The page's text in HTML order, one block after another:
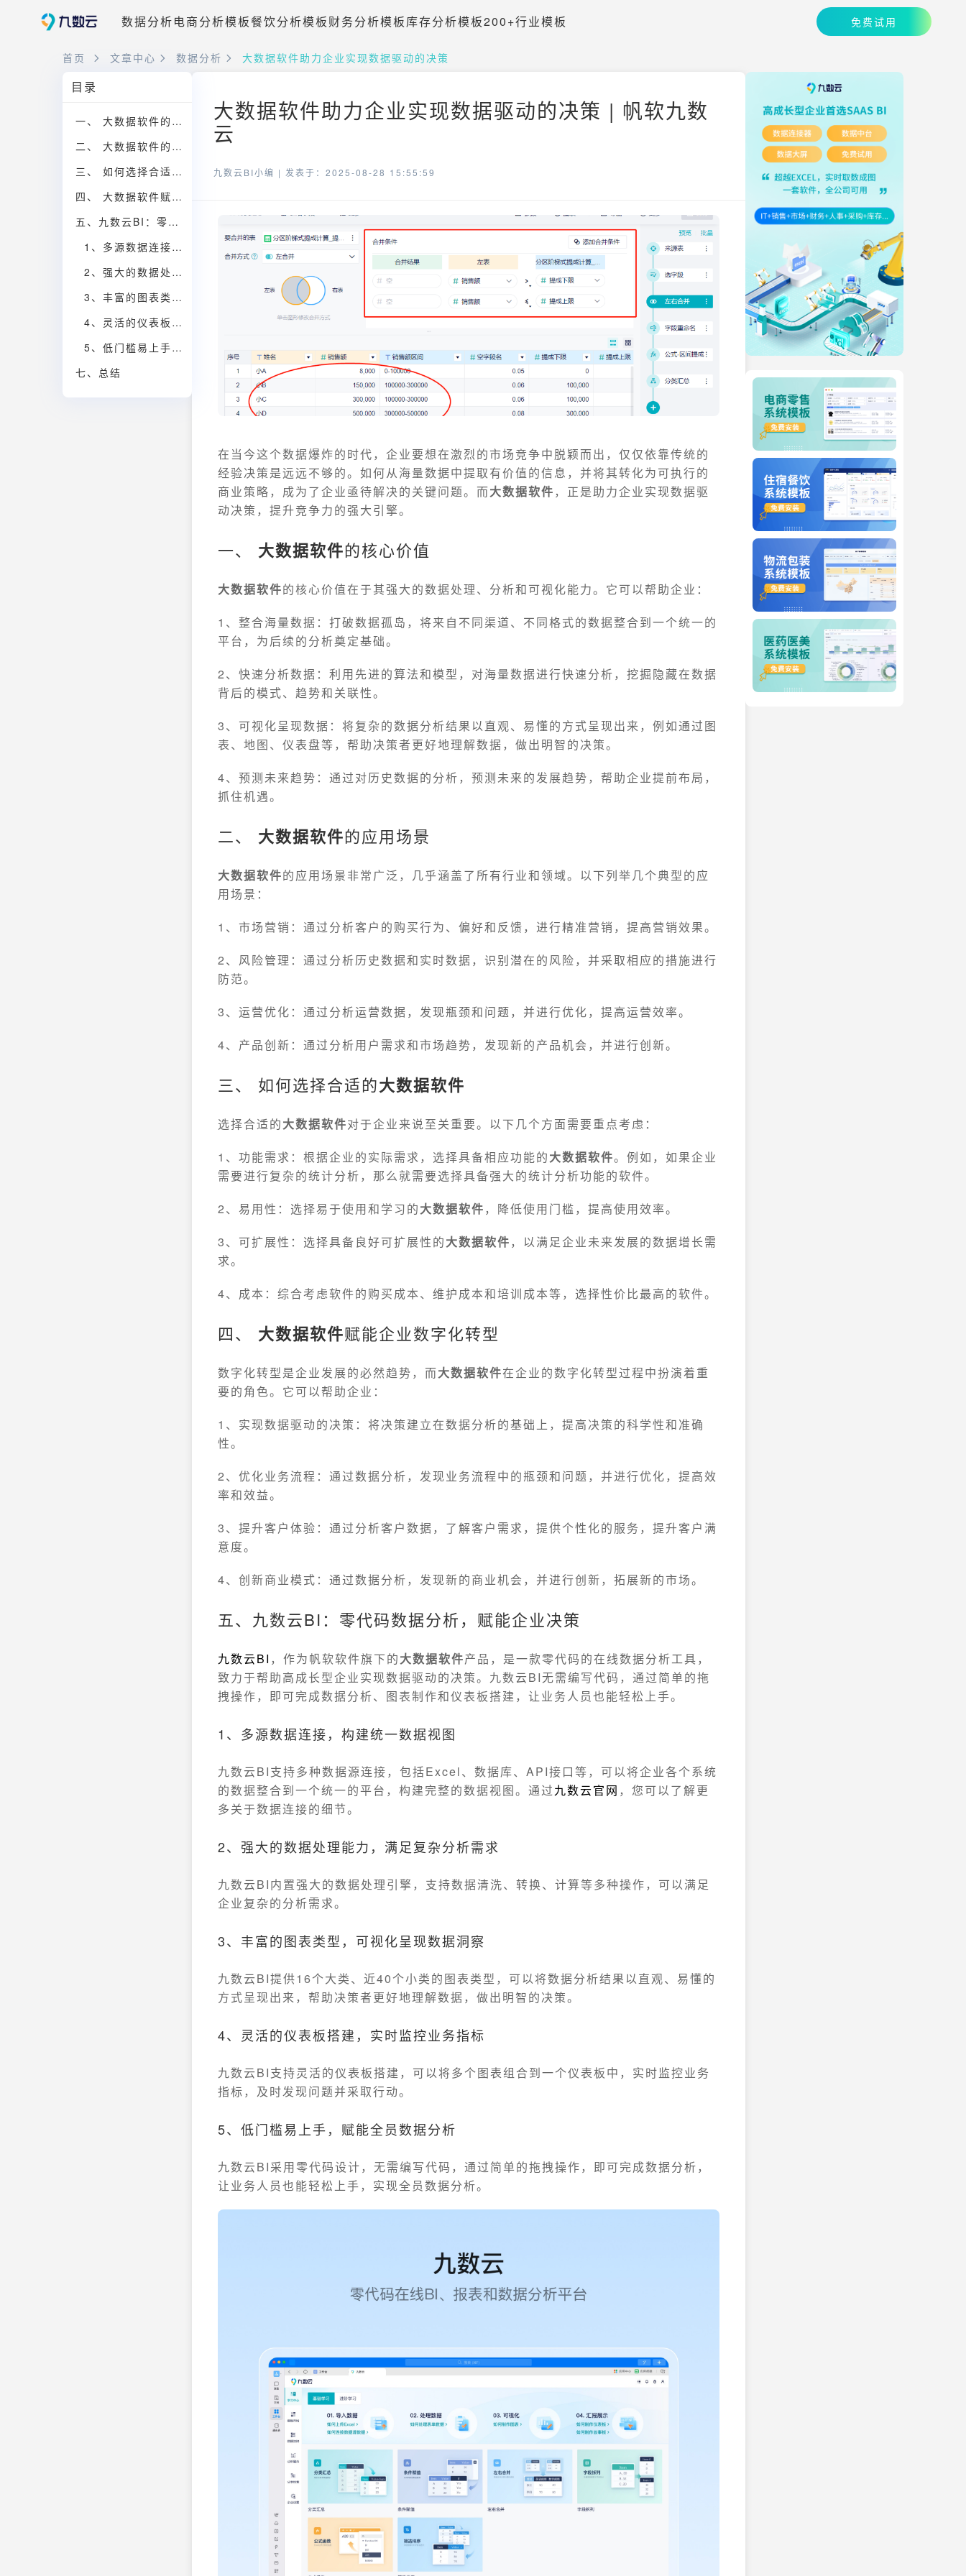
数据分析电商分析模板餐饮分析模板财务分析模板库存分析模板200+行业模板 免费试用
首页 文章中心 数据分析 大数据软件助力企业实现数据驱动的决策
目录
一、 大数据软件的核心价值
二、 大数据软件的应用场景
三、 如何选择合适的大数据软件
四、 大数据软件赋能企业数字化转型
五、九数云BI：零代码数据分析，赋能企业决策
1、多源数据连接，构建统一数据视图
2、强大的数据处理能力，满足复杂分析需求
3、丰富的图表类型，可视化呈现数据洞察
4、灵活的仪表板搭建，实时监控业务指标
5、低门槛易上手，赋能全员数据分析
七、总结
大数据软件助力企业实现数据驱动的决策 | 帆软九数
云
九数云BI小编 | 发表于：2025-08-28 15:55:59
在当今这个数据爆炸的时代，企业要想在激烈的市场竞争中脱颖而出，仅仅依靠传统的
经验决策是远远不够的。如何从海量数据中提取有价值的信息，并将其转化为可执行的
商业策略，成为了企业亟待解决的关键问题。而大数据软件 ，正是助力企业实现数据驱
动决策，提升竞争力的强大引擎。
一、 大数据软件的核心价值
大数据软件的核心价值在于其强大的数据处理、分析和可视化能力。它可以帮助企业：
1、整合海量数据：打破数据孤岛，将来自不同渠道、不同格式的数据整合到一个统一的
平台，为后续的分析奠定基础。
2、快速分析数据：利用先进的算法和模型，对海量数据进行快速分析，挖掘隐藏在数据
背后的模式、趋势和关联性。
3、可视化呈现数据：将复杂的数据分析结果以直观、易懂的方式呈现出来，例如通过图
表、地图、仪表盘等，帮助决策者更好地理解数据，做出明智的决策。
4、预测未来趋势：通过对历史数据的分析，预测未来的发展趋势，帮助企业提前布局，
抓住机遇。
二、 大数据软件的应用场景
大数据软件的应用场景非常广泛，几乎涵盖了所有行业和领域。以下列举几个典型的应
用场景：
1、市场营销：通过分析客户的购买行为、偏好和反馈，进行精准营销，提高营销效果。
2、风险管理：通过分析历史数据和实时数据，识别潜在的风险，并采取相应的措施进行
防范。
3、运营优化：通过分析运营数据，发现瓶颈和问题，并进行优化，提高运营效率。
4、产品创新：通过分析用户需求和市场趋势，发现新的产品机会，并进行创新。
三、 如何选择合适的大数据软件
选择合适的大数据软件对于企业来说至关重要。以下几个方面需要重点考虑：
1、功能需求：根据企业的实际需求，选择具备相应功能的大数据软件。例如，如果企业
需要进行复杂的统计分析，那么就需要选择具备强大的统计分析功能的软件。
2、易用性：选择易于使用和学习的大数据软件 ，降低使用门槛，提高使用效率。
3、可扩展性：选择具备良好可扩展性的大数据软件 ，以满足企业未来发展的数据增长需
求。
4、成本：综合考虑软件的购买成本、维护成本和培训成本等，选择性价比最高的软件。
四、 大数据软件赋能企业数字化转型
数字化转型是企业发展的必然趋势，而大数据软件在企业的数字化转型过程中扮演着重
要的角色。它可以帮助企业：
1、实现数据驱动的决策：将决策建立在数据分析的基础上，提高决策的科学性和准确
性。
2、优化业务流程：通过数据分析，发现业务流程中的瓶颈和问题，并进行优化，提高效
率和效益。
3、提升客户体验：通过分析客户数据，了解客户需求，提供个性化的服务，提升客户满
意度。
4、创新商业模式：通过数据分析，发现新的商业机会，并进行创新，拓展新的市场。
五、九数云BI：零代码数据分析，赋能企业决策
九数云BI ，作为帆软软件旗下的大数据软件产品，是一款零代码的在线数据分析工具，
致力于帮助高成长型企业实现数据驱动的决策。九数云BI无需编写代码，通过简单的拖
拽操作，即可完成数据分析、图表制作和仪表板搭建，让业务人员也能轻松上手。
1、多源数据连接，构建统一数据视图
九数云BI支持多种数据源连接，包括Excel、数据库、API接口等，可以将企业各个系统
的数据整合到一个统一的平台，构建完整的数据视图。通过九数云官网 ，您可以了解更
多关于数据连接的细节。
2、强大的数据处理能力，满足复杂分析需求
九数云BI内置强大的数据处理引擎，支持数据清洗、转换、计算等多种操作，可以满足
企业复杂的分析需求。
3、丰富的图表类型，可视化呈现数据洞察
九数云BI提供16个大类、近40个小类的图表类型，可以将数据分析结果以直观、易懂的
方式呈现出来，帮助决策者更好地理解数据，做出明智的决策。
4、灵活的仪表板搭建，实时监控业务指标
九数云BI支持灵活的仪表板搭建，可以将多个图表组合到一个仪表板中，实时监控业务
指标，及时发现问题并采取行动。
5、低门槛易上手，赋能全员数据分析
九数云BI采用零代码设计，无需编写代码，通过简单的拖拽操作，即可完成数据分析，
让业务人员也能轻松上手，实现全员数据分析。